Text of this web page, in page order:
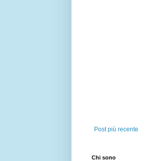
Post più recente
Chi sono